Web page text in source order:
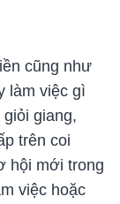
cũng như
làm việc gì
giang,
trên coi
hội mới trong
việc hoặc